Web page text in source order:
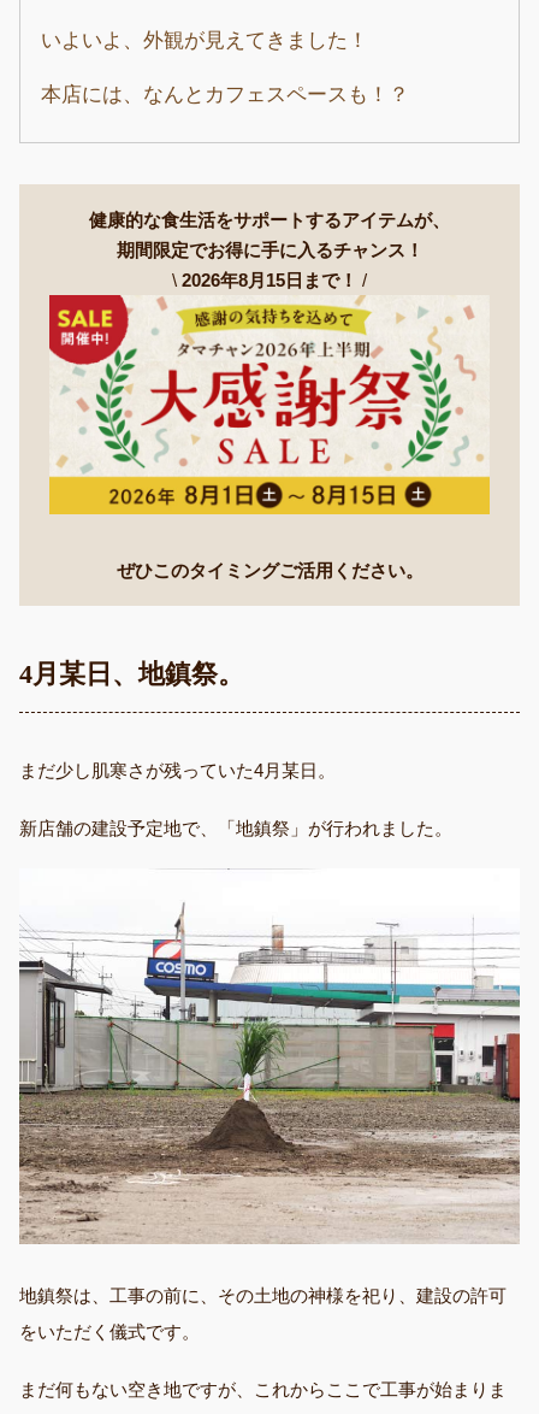
いよいよ、外観が見えてきました！
本店には、なんとカフェスペースも！？
健康的な食生活をサポートするアイテムが、
期間限定でお得に手に入るチャンス！
\ 2026年8月15日まで！ /
ぜひこのタイミングご活用ください。
4月某日、地鎮祭。
まだ少し肌寒さが残っていた4月某日。
新店舗の建設予定地で、「地鎮祭」が行われました。
地鎮祭は、工事の前に、その土地の神様を祀り、建設の許可
をいただく儀式です。
まだ何もない空き地ですが、これからここで工事が始まりま